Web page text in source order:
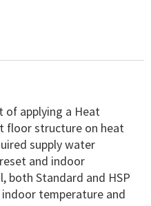
of applying a Heat
floor structure on heat
supply water
and indoor
both Standard and HSP
temperature and